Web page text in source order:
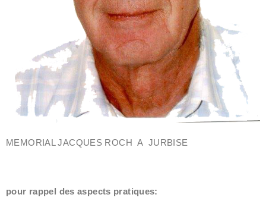
MEMORIAL JACQUES ROCH A JURBISE
pour rappel des aspects pratiques: